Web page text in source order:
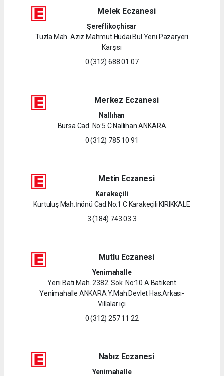
Melek Eczanesi
Şereflikoçhisar
Tuzla Mah. Aziz Mahmut Hüdai Bul Yeni Pazaryeri
Karşısı
0 (312) 688 01 07
Merkez Eczanesi
Nallıhan
Bursa Cad. No:5 C Nallıhan ANKARA
0 (312) 785 10 91
Metin Eczanesi
Karakeçili
Kurtuluş Mah.İnönü Cad.No:1 C Karakeçili KIRIKKALE
3 (184) 743 03 3
Mutlu Eczanesi
Yenimahalle
Yeni Batı Mah. 2382. Sok. No:10 A Batıkent
Yenimahalle ANKARA Y.Mah.Devlet Has.Arkası-
Villalar içi
0 (312) 257 11 22
Nabız Eczanesi
Yenimahalle